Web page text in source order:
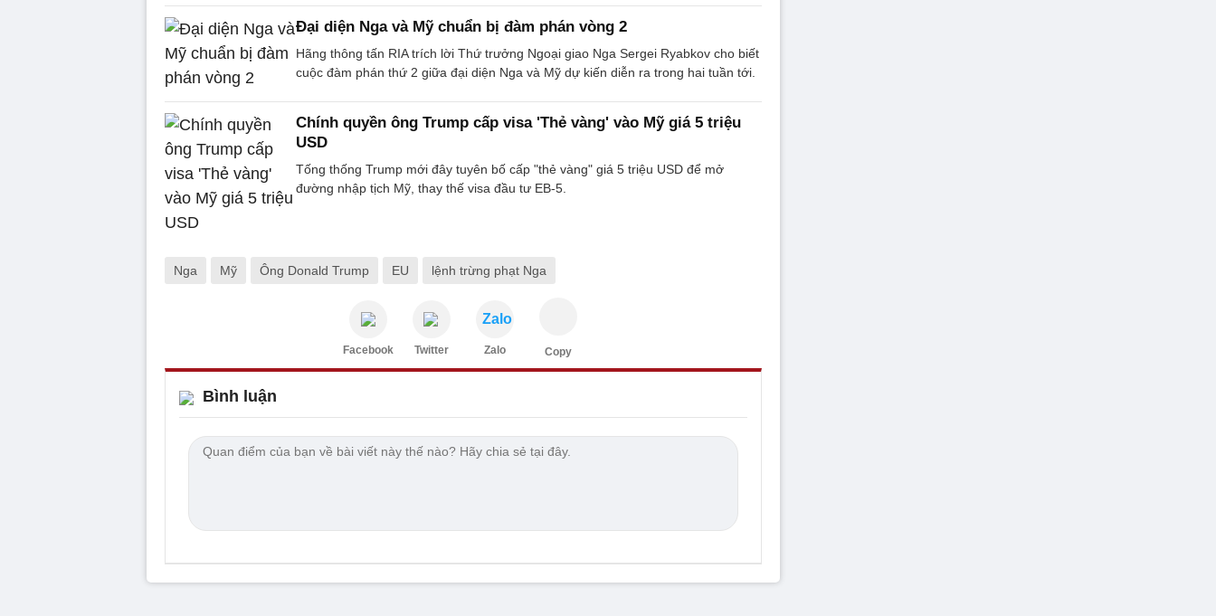
Đại diện Nga và Mỹ chuẩn bị đàm phán vòng 2
Hãng thông tấn RIA trích lời Thứ trưởng Ngoại giao Nga Sergei Ryabkov cho biết
cuộc đàm phán thứ 2 giữa đại diện Nga và Mỹ dự kiến ​​diễn ra trong hai tuần tới.
Chính quyền ông Trump cấp visa 'Thẻ vàng' vào Mỹ giá 5 triệu
USD
Tống thống Trump mới đây tuyên bố cấp "thẻ vàng" giá 5 triệu USD để mở
đường nhập tịch Mỹ, thay thế visa đầu tư EB-5.
Nga Mỹ Ông Donald Trump EU lệnh trừng phạt Nga
Facebook Twitter
Zalo
Zalo Copy
Bình luận